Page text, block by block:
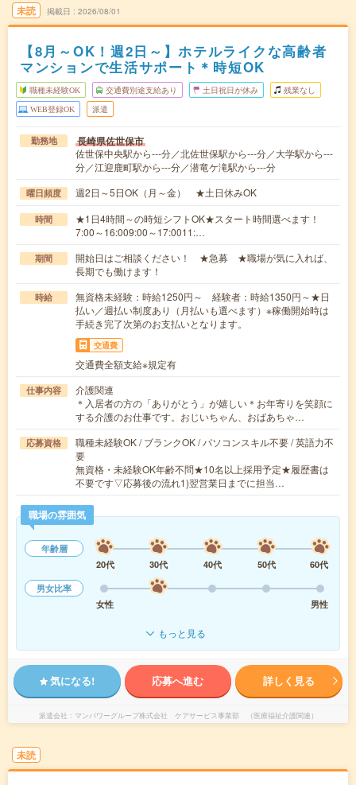
未読 掲載日 2026/08/01
【8月～OK！週2日～】ホテルライクな高齢者
マンションで生活サポート＊時短OK
職種未経験OK 交通費別途支給あり 土日祝日が休み 残業なし
WEB登録OK 派遣
勤務地 長崎県佐世保市
佐世保中央駅から---分／北佐世保駅から---分／大学駅から---
分／江迎鹿町駅から---分／潜竜ケ滝駅から---分
曜日頻度 週2日～5日OK（月～金） ★土日休みOK
時間
★1日4時間～の時短シフトOK★スタート時間選べます！
7:00～16:009:00～17:0011:…
期間
開始日はご相談ください！ ★急募 ★職場が気に入れば、
長期でも働けます！
時給
無資格未経験：時給1250円～ 経験者：時給1350円～★日
払い／週払い制度あり（月払いも選べます）※稼働開始時は
手続き完了次第のお支払いとなります。
交通費
交通費全額支給※規定有
仕事内容
介護関連
＊入居者の方の「ありがとう」が嬉しい＊お年寄りを笑顔に
する介護のお仕事です。おじいちゃん、おばあちゃ…
応募資格
職種未経験OK / ブランクOK / パソコンスキル不要 / 英語力不
要
無資格・未経験OK年齢不問★10名以上採用予定★履歴書は
不要です▽応募後の流れ1)翌営業日までに担当…
職場の雰囲気
年齢層
20代
30代 40代 50代
60代
男女比率
女性
男性
もっと見る
気になる! 応募へ進む 詳しく見る
派遣会社 マンパワーグループ株式会社 ケアサービス事業部 （医療福祉介護関連）
未読